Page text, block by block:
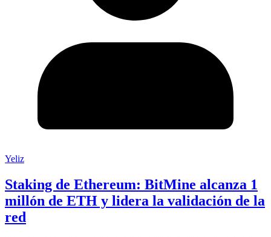
Yeliz
Staking de Ethereum: BitMine alcanza 1
millón de ETH y lidera la validación de la
red